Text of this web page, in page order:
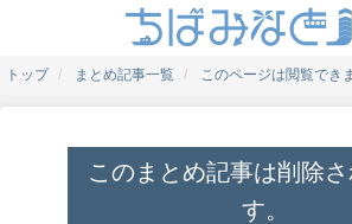
トップ まとめ記事一覧 このページは閲覧でき
このまとめ記事は削除さ
す。